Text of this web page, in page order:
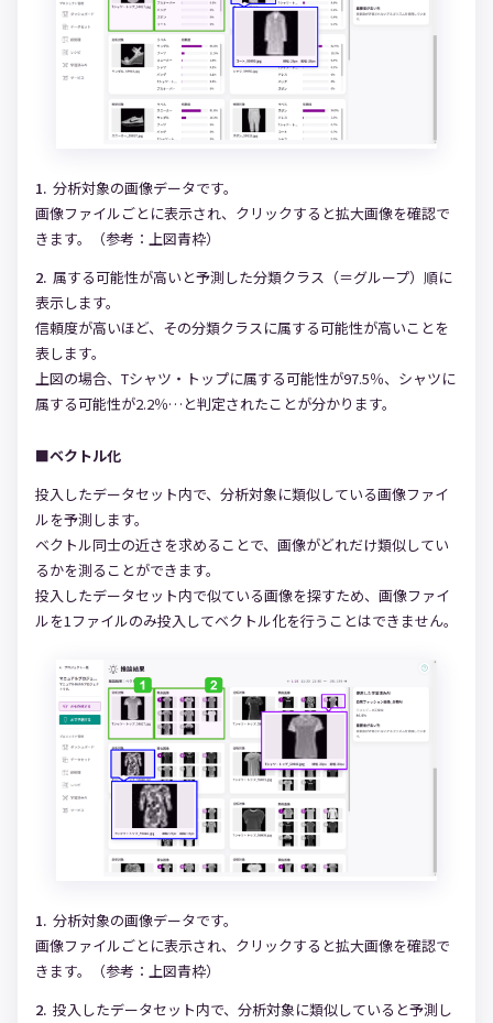
分析対象の画像データです。
画像ファイルごとに表示され、クリックすると拡大画像を確認で
きます。（参考：上図青枠）
属する可能性が高いと予測した分類クラス（＝グループ）順に
表示します。
信頼度が高いほど、その分類クラスに属する可能性が高いことを
表します。
上図の場合、Tシャツ・トップに属する可能性が97.5％、シャツに
属する可能性が2.2％…と判定されたことが分かります。
■ベクトル化
投入したデータセット内で、分析対象に類似している画像ファイ
ルを予測します。
ベクトル同士の近さを求めることで、画像がどれだけ類似してい
るかを測ることができます。
投入したデータセット内で似ている画像を探すため、画像ファイ
ルを1ファイルのみ投入してベクトル化を行うことはできません。
分析対象の画像データです。
画像ファイルごとに表示され、クリックすると拡大画像を確認で
きます。（参考：上図青枠）
投入したデータセット内で、分析対象に類似していると予測し